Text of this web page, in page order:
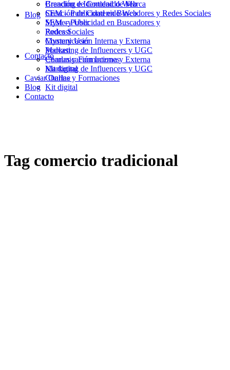
Branding e Identidad de Marca
Creación de Contenido Web
SEM – Publicidad en Buscadores y
Redes Sociales
Mystery User
Podcast
Comunicación Interna y Externa
Marketing de Influencers y UGC
Charlas y Formaciones
Kit digital
Blog
Contacto
Creación de Contenido Web
SEM – Publicidad en Buscadores y Redes Sociales
Mystery User
Podcast
Comunicación Interna y Externa
Marketing de Influencers y UGC
Charlas y Formaciones
Kit digital
Caviar Online
Blog
Contacto
Tag comercio tradicional